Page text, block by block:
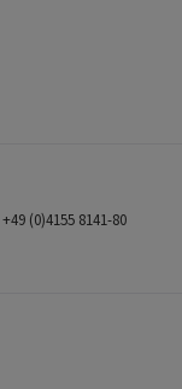
(0)4155 8141-80